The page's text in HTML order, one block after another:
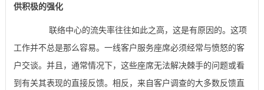
供积极的强化
联络中心的流失率往往如此之高，这是有原因的。这项
工作并不总是那么容易。一线客户服务座席必须经常与愤怒的客
户交谈。并且，通常情况下，这些座席无法解决棘手的问题或看
到有关其表现的直接反馈。相反，来自客户调查的大多数反馈直